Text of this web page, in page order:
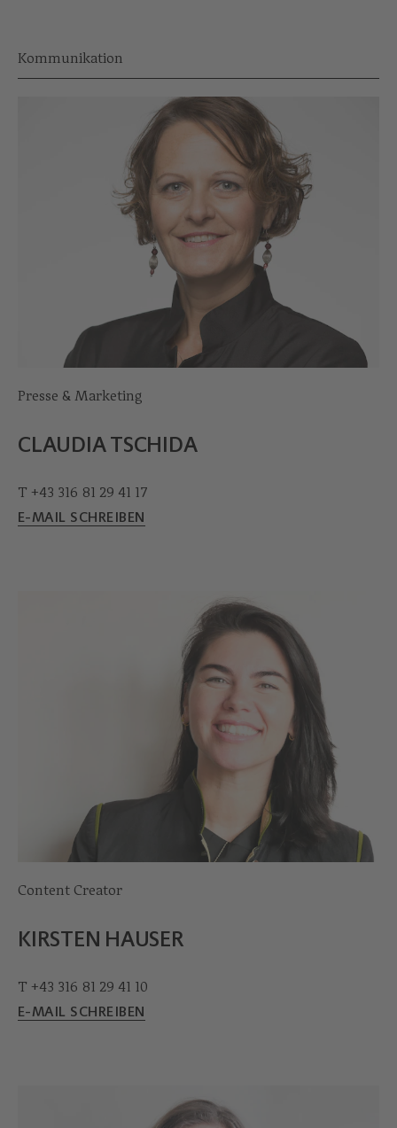
Kommunikation
Presse & Marketing
CLAUDIA TSCHIDA
T +43 316 81 29 41 17
E-MAIL SCHREIBEN
Content Creator
KIRSTEN HAUSER
T +43 316 81 29 41 10
E-MAIL SCHREIBEN